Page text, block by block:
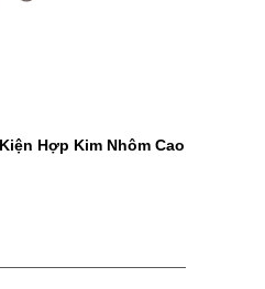
Hợp Kim Nhôm Cao